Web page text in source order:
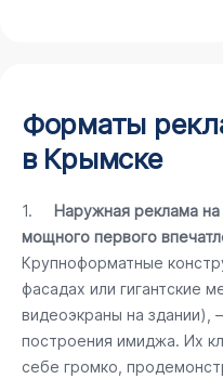
Форматы
в Крымске
1. Наружная реклама
мощного первого
Крупноформатные
фасадах или гигантские
видеоэкраны на здании),
построения имиджа. Их
себе громко,